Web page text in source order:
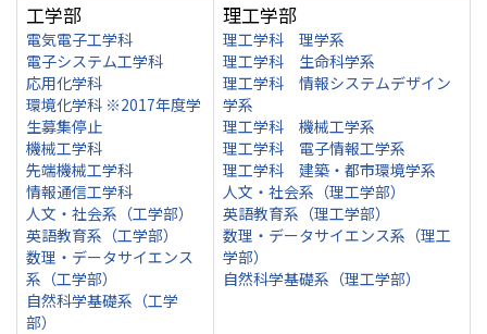
工学部
電気電子工学科
電子システム工学科
応用化学科
環境化学科 ※2017年度学
生募集停止
機械工学科
先端機械工学科
情報通信工学科
人文・社会系（工学部）
英語教育系（工学部）
数理・データサイエンス
系（工学部）
自然科学基礎系（工学
部）
理工学部
理工学科 理学系
理工学科 生命科学系
理工学科 情報システムデザイン
学系
理工学科 機械工学系
理工学科 電子情報工学系
理工学科 建築・都市環境学系
人文・社会系（理工学部）
英語教育系（理工学部）
数理・データサイエンス系（理工
学部）
自然科学基礎系（理工学部）